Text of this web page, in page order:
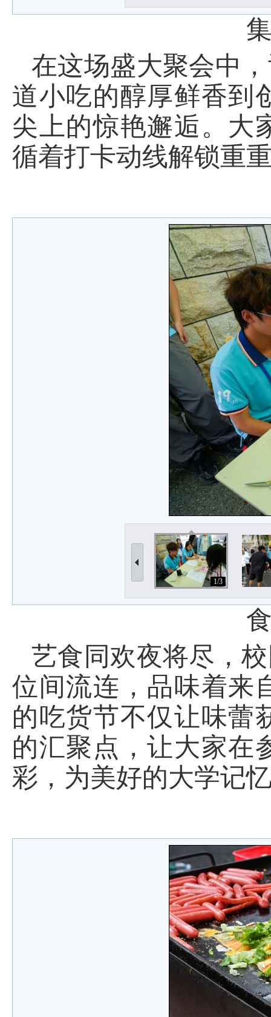
在这场盛大聚会中
道小吃的醇厚鲜香到
尖上的惊艳邂逅。大
循着打卡动线解锁重
1/3
艺食同欢夜将尽，
位间流连，品味着来
的吃货节不仅让味蕾
的汇聚点，让大家在
彩，为美好的大学记